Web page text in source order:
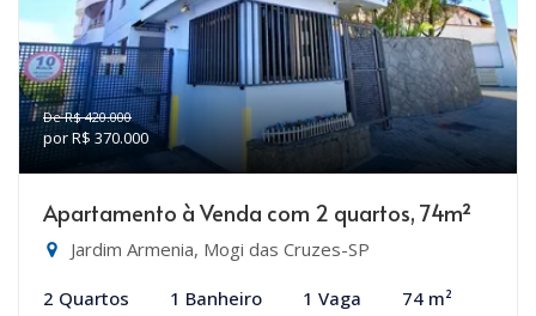
De R$ 420.000
por R$ 370.000
Apartamento à Venda com 2 quartos, 74m²
Jardim Armenia, Mogi das Cruzes-SP
2 Quartos 1 Banheiro 1 Vaga 74 m²